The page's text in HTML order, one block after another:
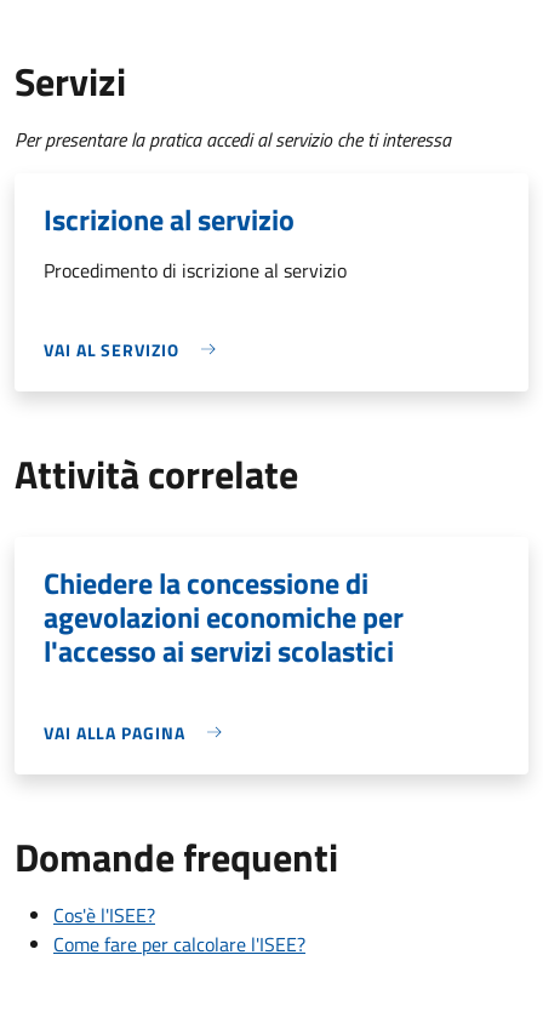
Servizi
Per presentare la pratica accedi al servizio che ti interessa
Iscrizione al servizio
Procedimento di iscrizione al servizio
VAI AL SERVIZIO
Attività correlate
Chiedere la concessione di
agevolazioni economiche per
l'accesso ai servizi scolastici
VAI ALLA PAGINA
Domande frequenti
Cos'è l'ISEE?
Come fare per calcolare l'ISEE?